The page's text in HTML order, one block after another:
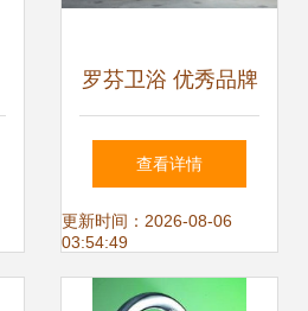
罗芬卫浴 优秀品牌
在市场销售与建筑
装饰材料领域的深
度探索
查看详情
更新时间：2026-08-06
03:54:49